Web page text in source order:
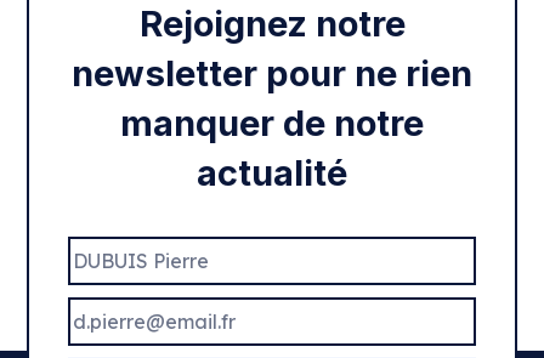
Rejoignez notre
newsletter pour ne rien
manquer de notre
actualité